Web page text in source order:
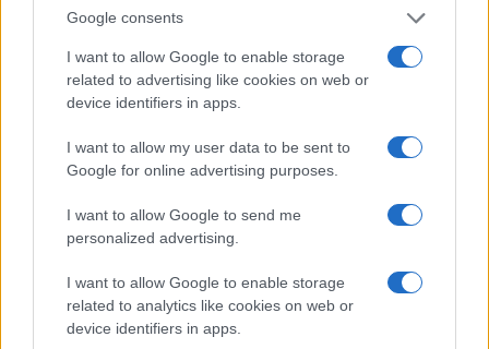
Google consents
I want to allow Google to enable storage
related to advertising like cookies on web or
device identifiers in apps.
I want to allow my user data to be sent to
Google for online advertising purposes.
I want to allow Google to send me
personalized advertising.
I want to allow Google to enable storage
related to analytics like cookies on web or
device identifiers in apps.
Audi Nuvolari: prestazioni, design e prezzo della
nuova supercar ibrida
Il film su Gilles Villeneuve arriva nelle sale: tutto
quello che c’è da sapere
Fondi garantiti per i Gran Premi di Formula 1: 5,25
milioni per il 2026
Chi si muove spesso cerca soluzioni semplici: cresce
l’attenzione verso il noleggio auto
F1 2026: Sainz valuta il futuro con Williams dopo una
stagione deludente